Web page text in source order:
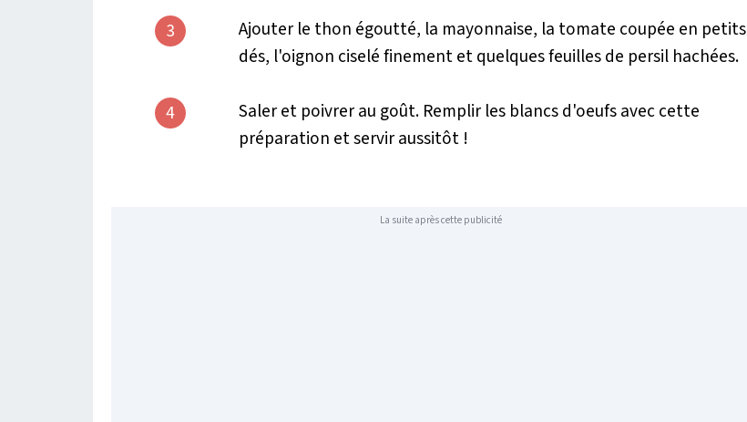
3
Ajouter le thon égoutté, la mayonnaise, la tomate coupée en petits
dés, l'oignon ciselé finement et quelques feuilles de persil hachées.
4
Saler et poivrer au goût. Remplir les blancs d'oeufs avec cette
préparation et servir aussitôt !
La suite après cette publicité